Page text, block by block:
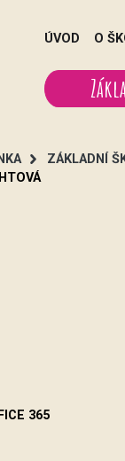
ÚVOD O
ZÁKLADNÍ
365